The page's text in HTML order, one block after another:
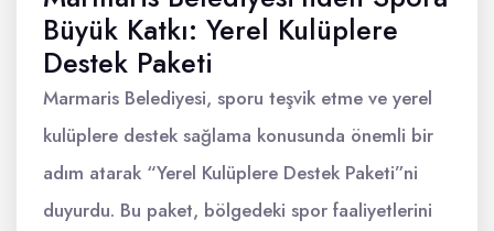
Büyük Katkı: Yerel Kulüplere
Destek Paketi
Marmaris Belediyesi, sporu teşvik etme ve yerel
kulüplere destek sağlama konusunda önemli bir
adım atarak “Yerel Kulüplere Destek Paketi”ni
duyurdu. Bu paket, bölgedeki spor faaliyetlerini